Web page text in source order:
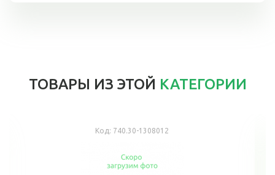
ТОВАРЫ ИЗ ЭТОЙ КАТЕГОРИИ
Код: 740.30-1308012